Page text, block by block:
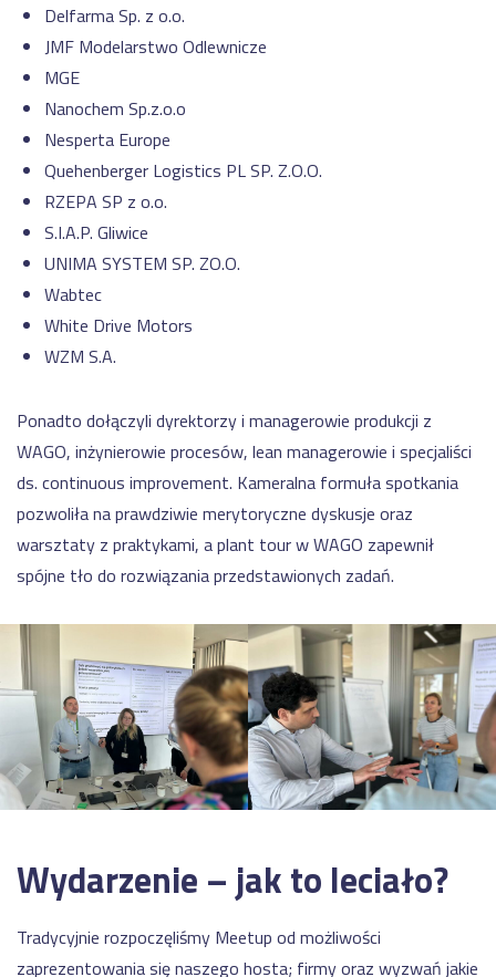
Delfarma Sp. z o.o.
JMF Modelarstwo Odlewnicze
MGE
Nanochem Sp.z.o.o
Nesperta Europe
Quehenberger Logistics PL SP. Z.O.O.
RZEPA SP z o.o.
S.I.A.P. Gliwice
UNIMA SYSTEM SP. ZO.O.
Wabtec
White Drive Motors
WZM S.A.
Ponadto dołączyli dyrektorzy i managerowie produkcji z
WAGO, inżynierowie procesów, lean managerowie i specjaliści
ds. continuous improvement. Kameralna formuła spotkania
pozwoliła na prawdziwie merytoryczne dyskusje oraz
warsztaty z praktykami, a plant tour w WAGO zapewnił
spójne tło do rozwiązania przedstawionych zadań.
Wydarzenie – jak to leciało?
Tradycyjnie rozpoczęliśmy Meetup od możliwości
zaprezentowania się naszego hosta; firmy oraz wyzwań jakie